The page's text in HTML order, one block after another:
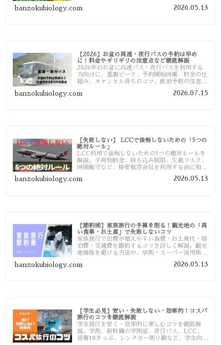
banzokubiology.com 2026.05.13
【2026】お盆の高速・夜行バスの予約は早め
に！料金やギリギリの注意点など徹底解説
2026年のお盆に高速バス・夜行バスを利用する
方向けに、混雑ピーク、予約開始時期、料金の仕
組み、キャンセル待ちのコツ、直前予約の注意点
banzokubiology.com 2026.07.15
【失敗しない】 LCCで後悔しないための「5つの
絶対ルール」
LCC利用で後悔しないための5つの絶対ルールを
解説。手荷物料金、持ち込み制限、欠航リスク、
時間厳守など、格安航空会社を利用する前に知っ
す。
banzokubiology.com 2026.05.13
【節約術】家族旅行の予算を削る！観光地の「高
い食事・お土産」で失敗しないコツ
家族旅行で出費が増えやすい食費・お土産代・宿
泊費・交通費を節約するコツを詳しく解説。観光
地価格を避ける方法や、早割・スーパー活用術、
banzokubiology.com 2026.05.13
【学生必見】安い・失敗しない・効率的！コスパ
旅行のコツを徹底解説
学生旅行を安く・効率的に楽しむコツを徹底解
説。学割、新幹線の学割証、夜行バス、LCC、
青春18きっぷ、レンタカー割り勘など、学生向け